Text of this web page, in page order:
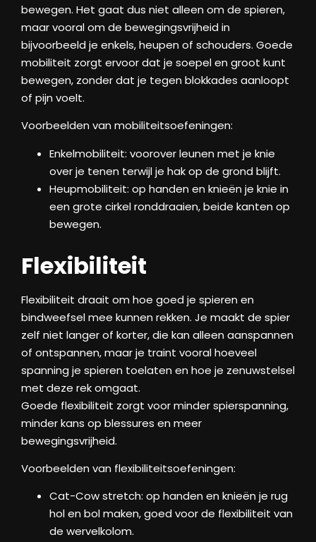
bewegen. Het gaat dus niet alleen om de spieren,
maar vooral om de bewegingsvrijheid in
bijvoorbeeld je enkels, heupen of schouders. Goede
mobiliteit zorgt ervoor dat je soepel en groot kunt
bewegen, zonder dat je tegen blokkades aanloopt
of pijn voelt.
Voorbeelden van mobiliteitsoefeningen:
Enkelmobiliteit: voorover leunen met je knie
over je tenen terwijl je hak op de grond blijft.
Heupmobiliteit: op handen en knieën je knie in
een grote cirkel ronddraaien, beide kanten op
bewegen.
Flexibiliteit
Flexibiliteit draait om hoe goed je spieren en
bindweefsel mee kunnen rekken. Je maakt de spier
zelf niet langer of korter, die kan alleen aanspannen
of ontspannen, maar je traint vooral hoeveel
spanning je spieren toelaten en hoe je zenuwstelsel
met deze rek omgaat.
Goede flexibiliteit zorgt voor minder spierspanning,
minder kans op blessures en meer
bewegingsvrijheid.
Voorbeelden van flexibiliteitsoefeningen:
Cat-Cow stretch: op handen en knieën je rug
hol en bol maken, goed voor de flexibiliteit van
de wervelkolom.